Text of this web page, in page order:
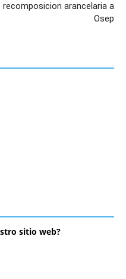
recomposicion arancelaria a
Osep
sitio web?